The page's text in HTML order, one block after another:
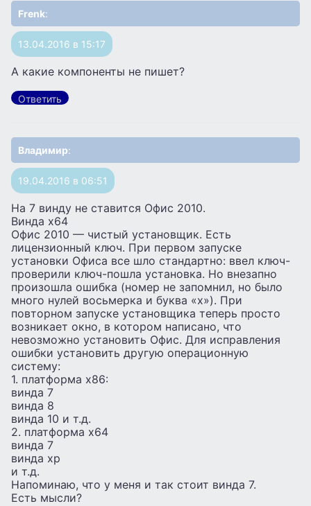
Frenk:
13.04.2016 в 15:17
А какие компоненты не пишет?
Ответить
Владимир:
19.04.2016 в 06:51
На 7 винду не ставится Офис 2010.
Винда х64
Офис 2010 — чистый установщик. Есть
лицензионный ключ. При первом запуске
установки Офиса все шло стандартно: ввел ключ-
проверили ключ-пошла установка. Но внезапно
произошла ошибка (номер не запомнил, но было
много нулей восьмерка и буква «х»). При
повторном запуске установщика теперь просто
возникает окно, в котором написано, что
невозможно установить Офис. Для исправления
ошибки установить другую операционную
систему:
1. платформа х86:
винда 7
винда 8
винда 10 и т.д.
2. платформа х64
винда 7
винда хр
и т.д.
Напоминаю, что у меня и так стоит винда 7.
Есть мысли?